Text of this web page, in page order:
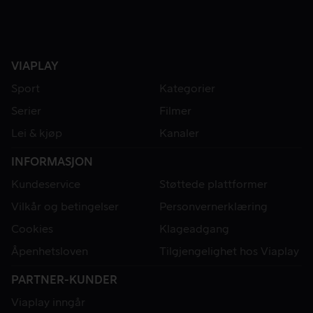
VIAPLAY
Sport
Kategorier
Serier
Filmer
Lei & kjøp
Kanaler
INFORMASJON
Kundeservice
Støttede plattformer
Vilkår og betingelser
Personvernerklæring
Cookies
Klageadgang
Åpenhetsloven
Tilgjengelighet hos Viaplay
PARTNER-KUNDER
Viaplay inngår